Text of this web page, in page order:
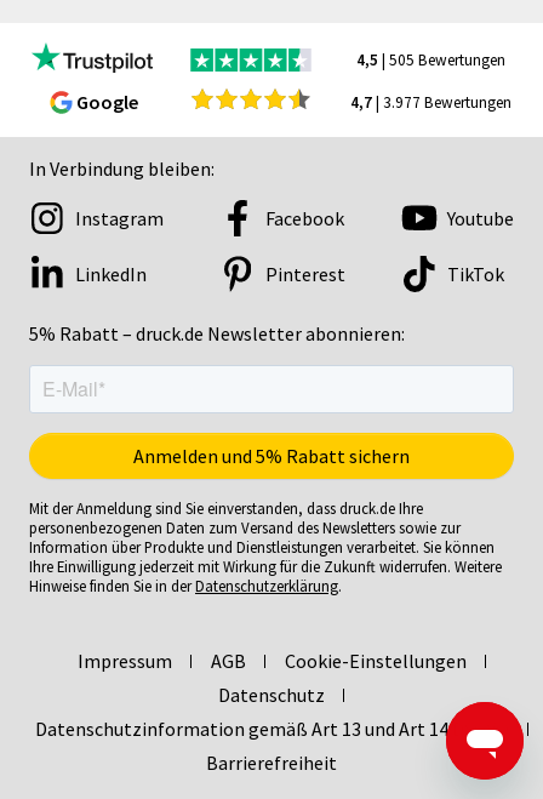
4,5 | 505 Bewertungen
Google 4,7| 3.977 Bewertungen
In Verbindung bleiben:
5% Rabatt – druck.de Newsletter abonnieren:
Instagram Facebook Youtube
LinkedIn Pinterest TikTok
Mit der Anmeldung sind Sie einverstanden, dass druck.de Ihre
personenbezogenen Daten zum Versand des Newsletters sowie zur
Information über Produkte und Dienstleistungen verarbeitet. Sie können
Ihre Einwilligung jederzeit mit Wirkung für die Zukunft widerrufen. Weitere
Hinweise finden Sie in derDatenschutzerklärung.
Impressum AGB
Cookie-Einstellungen
Datenschutz
Datenschutzinformation gemäß Art 13 und Art 14 DSGVO
Barrierefreiheit